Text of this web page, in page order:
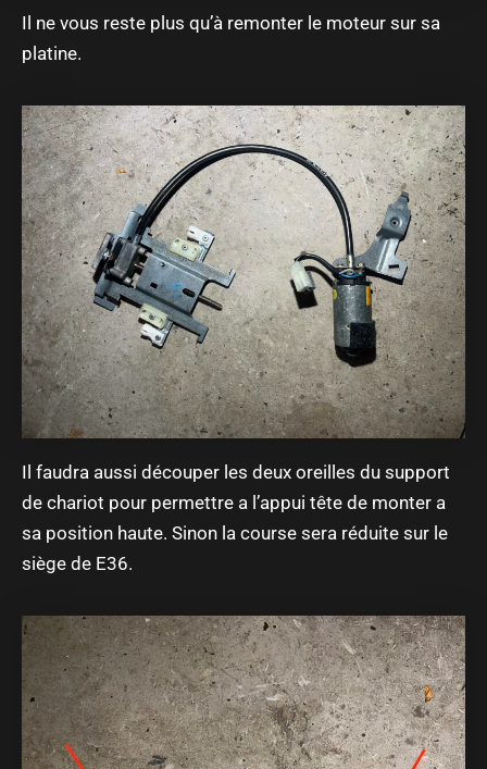
Il ne vous reste plus qu’à remonter le moteur sur sa
platine.
Il faudra aussi découper les deux oreilles du support
de chariot pour permettre a l’appui tête de monter a
sa position haute. Sinon la course sera réduite sur le
siège de E36.